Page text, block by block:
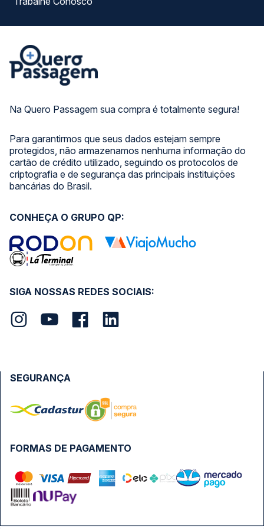
Na Quero Passagem sua compra é totalmente segura!
Para garantirmos que seus dados estejam sempre
protegidos, não armazenamos nenhuma informação do
cartão de crédito utilizado, seguindo os protocolos de
criptografia e de segurança das principais instituições
bancárias do Brasil.
SIGA NOSSAS REDES SOCIAIS:
CONHEÇA O GRUPO QP:
FORMAS DE PAGAMENTO
SEGURANÇA